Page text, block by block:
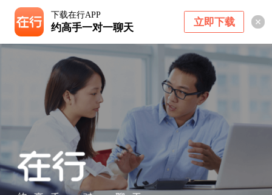
下载在行APP
约高手一对一聊天 立即下载